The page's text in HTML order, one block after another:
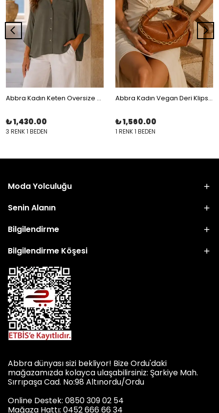
Abbra Kadın Keten Oversize Gömlek
₺ 1,430.00
3 RENK 1 BEDEN
Abbra Kadın Vegan Deri Klips Tokalı Astarlı Omuz Askılı Küçük Çanta
₺ 1,560.00
1 RENK 1 BEDEN
Moda Yolculuğu
Senin Alanın
Bilgilendirme
Bilgilendirme Köşesi
Abbra dünyası sizi bekliyor! Bize Ordu'daki
mağazamızda kolayca ulaşabilirsiniz: Şarkiye Mah.
Sırrıpaşa Cad. No:98 Altınordu/Ordu
Online Destek: 0850 309 02 54
Mağaza Hattı: 0452 666 66 34